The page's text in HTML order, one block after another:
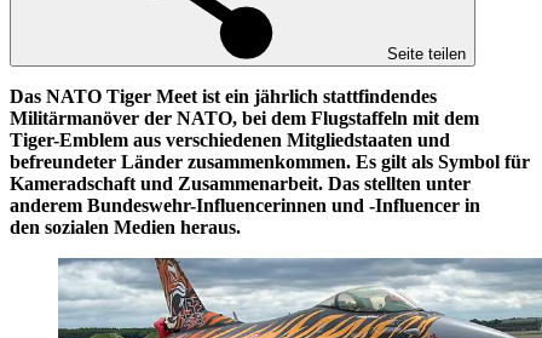
Seite teilen
Das NATO Tiger Meet ist ein jährlich stattfindendes
Militärmanöver der NATO, bei dem Flugstaffeln mit dem
Tiger-Emblem aus verschiedenen Mitgliedstaaten und
befreundeter Länder zusammenkommen. Es gilt als Symbol für
Kameradschaft und Zusammenarbeit. Das stellten unter
anderem Bundeswehr-Influencerinnen und -Influencer in
den sozialen Medien heraus.